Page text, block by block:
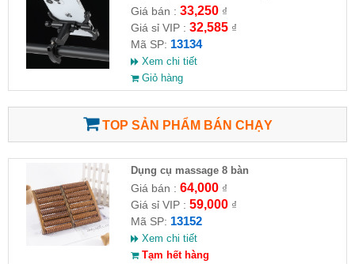
Giá bán : 33,250₫
Giá sỉ VIP : 32,585₫
Mã SP: 13134
Xem chi tiết
Giỏ hàng
TOP SẢN PHẨM BÁN CHẠY
Dụng cụ massage 8 bàn
Giá bán : 64,000₫
Giá sỉ VIP : 59,000₫
Mã SP: 13152
Xem chi tiết
Tạm hết hàng